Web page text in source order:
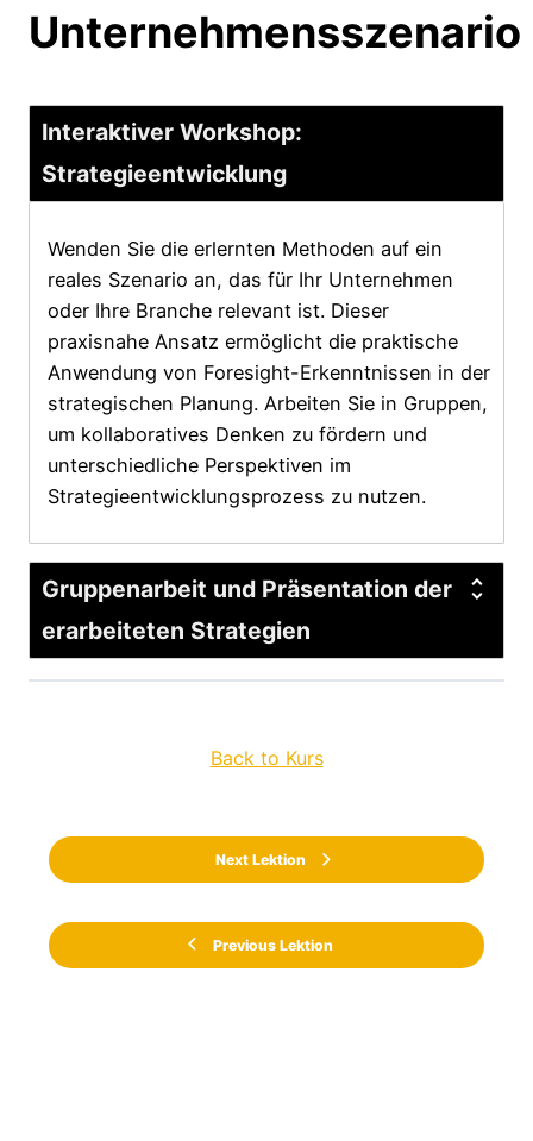
Unternehmensszenario
Interaktiver Workshop:
Strategieentwicklung
Wenden Sie die erlernten Methoden auf ein
reales Szenario an, das für Ihr Unternehmen
oder Ihre Branche relevant ist. Dieser
praxisnahe Ansatz ermöglicht die praktische
Anwendung von Foresight-Erkenntnissen in der
strategischen Planung. Arbeiten Sie in Gruppen,
um kollaboratives Denken zu fördern und
unterschiedliche Perspektiven im
Strategieentwicklungsprozess zu nutzen.
Gruppenarbeit und Präsentation der
erarbeiteten Strategien
Previous Lektion
Back to Kurs
Next Lektion